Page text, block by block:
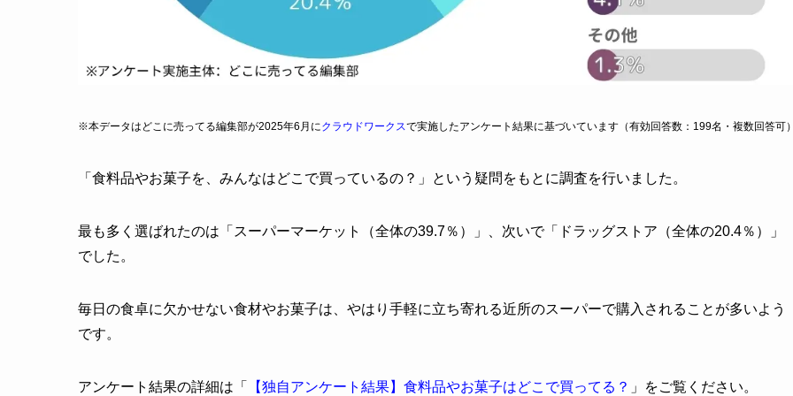
※本データはどこに売ってる編集部が2025年6月にクラウドワークスで実施したアンケート結果に基づいています（有効回答数：199名・複数回答可
「食料品やお菓子を、みんなはどこで買っているの？」という疑問をもとに調査を行いました。
最も多く選ばれたのは「スーパーマーケット（全体の39.7％）」、次いで「ドラッグストア（全体の20.4％）」
でした。
毎日の食卓に欠かせない食材やお菓子は、やはり手軽に立ち寄れる近所のスーパーで購入されることが多いよう
です。
アンケート結果の詳細は「 【独自アンケート結果】食料品やお菓子はどこで買ってる？ 」をご覧ください。